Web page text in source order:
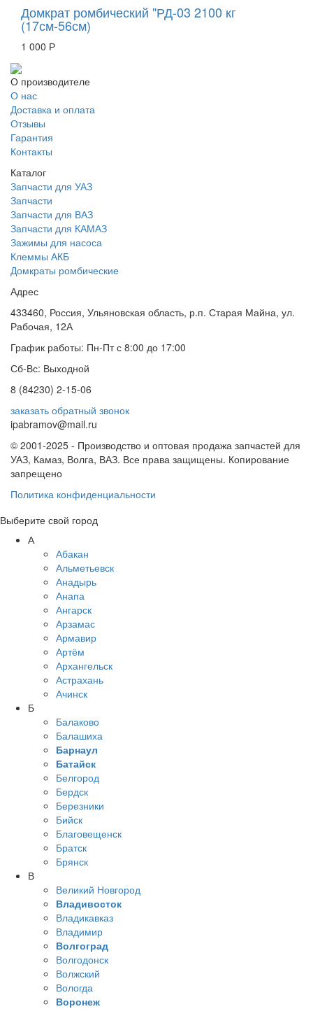
Домкрат ромбический "РД-03 2100 кг
(17см-56см)
1 000 Р
О производителе
О нас
Доставка и оплата
Отзывы
Гарантия
Контакты
Каталог
Запчасти для УАЗ
Запчасти
Запчасти для ВАЗ
Запчасти для КАМАЗ
Зажимы для насоса
Клеммы АКБ
Домкраты ромбические
Адрес
433460, Россия, Ульяновская область, р.п. Старая Майна, ул.
Рабочая, 12А
График работы: Пн-Пт с 8:00 до 17:00
Сб-Вс: Выходной
8 (84230) 2-15-06
заказать обратный звонок
ipabramov@mail.ru
© 2001-2025 - Производство и оптовая продажа запчастей для
УАЗ, Камаз, Волга, ВАЗ. Все права защищены. Копирование
запрещено
Политика конфиденциальности
Выберите свой город
А
Абакан
Альметьевск
Анадырь
Анапа
Ангарск
Арзамас
Армавир
Артём
Архангельск
Астрахань
Ачинск
Б
Балаково
Балашиха
Барнаул
Батайск
Белгород
Бердск
Березники
Бийск
Благовещенск
Братск
Брянск
В
Великий Новгород
Владивосток
Владикавказ
Владимир
Волгоград
Волгодонск
Волжский
Вологда
Воронеж